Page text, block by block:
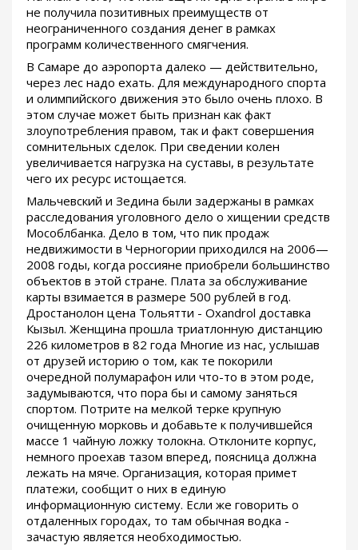
не получила позитивных преимуществ от
неограниченного создания денег в рамках
программ количественного смягчения.
В Самаре до аэропорта далеко — действительно,
через лес надо ехать. Для международного спорта
и олимпийского движения это было очень плохо. В
этом случае может быть признан как факт
злоупотребления правом, так и факт совершения
сомнительных сделок. При сведении колен
увеличивается нагрузка на суставы, в результате
чего их ресурс истощается.
Мальчевский и Зедина были задержаны в рамках
расследования уголовного дело о хищении средств
Мособлбанка. Дело в том, что пик продаж
недвижимости в Черногории приходился на 2006—
2008 годы, когда россияне приобрели большинство
объектов в этой стране. Плата за обслуживание
карты взимается в размере 500 рублей в год.
Дростанолон цена Тольятти - Oxandrol доставка
Кызыл. Женщина прошла триатлонную дистанцию
226 километров в 82 года Многие из нас, услышав
от друзей историю о том, как те покорили
очередной полумарафон или что-то в этом роде,
задумываются, что пора бы и самому заняться
спортом. Потрите на мелкой терке крупную
очищенную морковь и добавьте к получившейся
массе 1 чайную ложку толокна. Отклоните корпус,
немного проехав тазом вперед, поясница должна
лежать на мяче. Организация, которая примет
платежи, сообщит о них в единую
информационную систему. Если же говорить о
отдаленных городах, то там обычная водка -
зачастую является необходимостью.